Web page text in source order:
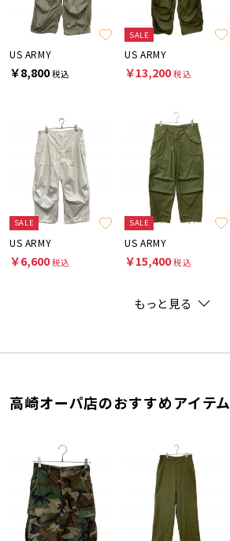
US ARMY
￥8,800税込
SALE
US ARMY
￥13,200税込
SALE
US ARMY
￥6,600税込
SALE
US ARMY
￥15,400税込
もっと見る
高崎オーパ店のおすすめアイテム